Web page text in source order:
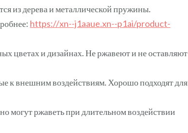
из дерева и металлической пружины.
https://xn--j1aaue.xn--p1ai/product-
цветах и дизайнах. Не ржавеют и не оставляют
к внешним воздействиям. Хорошо подходят для
могут ржаветь при длительном воздействии